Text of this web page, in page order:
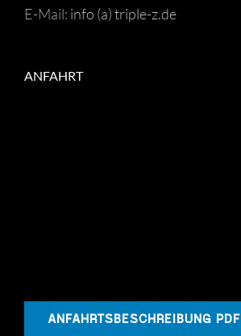
E-Mail: info (a) triple-z.de
ANFAHRT
ANFAHRTSBESCHREIBUNG PDF